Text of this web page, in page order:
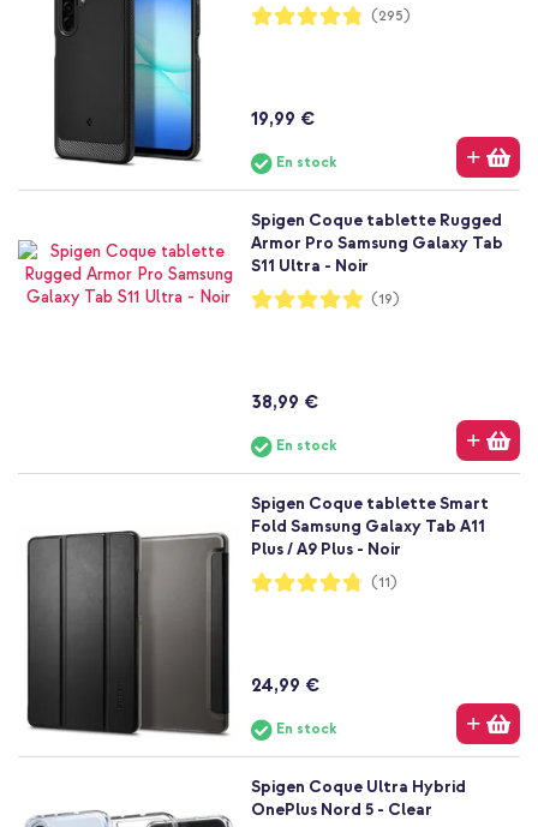
Notation:
96%
(295)
19,99 €
En stock
Spigen Coque tablette Rugged
Armor Pro Samsung Galaxy Tab
S11 Ultra - Noir
Notation:
98%
(19)
38,99 €
En stock
Spigen Coque tablette Smart
Fold Samsung Galaxy Tab A11
Plus / A9 Plus - Noir
Notation:
95%
(11)
24,99 €
En stock
Spigen Coque Ultra Hybrid
OnePlus Nord 5 - Clear